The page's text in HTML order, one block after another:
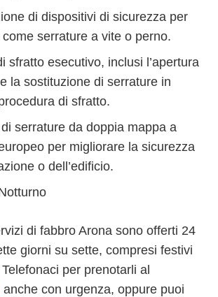
di dispositivi di sicurezza per
serrature a vite o perno.
sfratto esecutivo, inclusi l’apertura
la sostituzione di serrature in
di sfratto.
serrature da doppia mappa a
per migliorare la sicurezza
o dell’edificio.
di fabbro Arona sono offerti 24
giorni su sette, compresi festivi
per prenotarli al
anche con urgenza, oppure puoi